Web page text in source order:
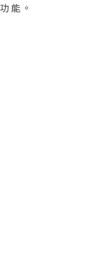
能。